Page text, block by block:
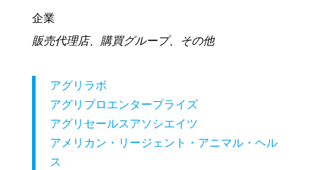
企業
販売代理店、購買グループ、その他
アグリラボ
アグリプロエンタープライズ
アグリセールスアソシエイツ
アメリカン・リージェント・アニマル・ヘル
ス